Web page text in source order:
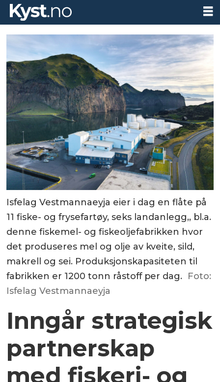
Isfelag Vestmannaeyja eier i dag en flåte på
11 fiske- og frysefartøy, seks landanlegg,, bl.a.
denne fiskemel- og fiskeoljefabrikken hvor
det produseres mel og olje av kveite, sild,
makrell og sei. Produksjonskapasiteten til
fabrikken er 1200 tonn råstoff per dag. Foto:
Isfelag Vestmannaeyja
Inngår strategisk
partnerskap
med fiskeri- og